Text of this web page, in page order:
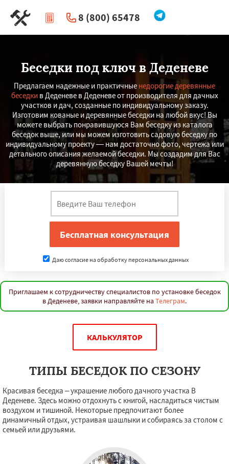
8 (800) 65478
| Перезвоните мне
Беседки под ключ в Деденеве
Предлагаем надежные и практичные недорогие деревянные
беседкив Деденеве в Деденеве от производителя для дачных
участков и дач, созданные по индивидуальному заказу.
Изготовим кованые и деревянные беседки на любой вкус! Вы
можете выбрать понравившуюся Вам беседку из каталога
беседок выше, или мы можем изготовить садовую беседку по
индивидуальному проекту — нам достаточно фото, чертежа или
детального описания желаемой беседки. Мы создадим для Вас
деревянную беседку Вашей мечты!
Даю согласие на обработку персональных данных
Приглашаем к сотрудничеству специалистов по установке беседок
в Деденеве, заявки направляйте на Телеграм.
КАЛЬКУЛЯТОР
ТИПЫ БЕСЕДОК ПО СЕЗОНУ
Красивая беседка – украшение любого дачного участка В
Деденеве. Здесь можно отдохнуть с книгой, насладиться чистым
воздухом и тишиной. Некоторые предпочитают более
динамичный отдых, устраивая шашлыки и собираясь за столом с
семьей или друзьями.